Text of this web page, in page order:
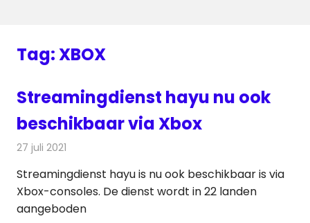
Tag:XBOX
Streamingdienst hayu nu ook
beschikbaar via Xbox
27 juli 2021
Streamingdienst hayu is nu ook beschikbaar is via
Xbox-consoles. De dienst wordt in 22 landen
aangeboden